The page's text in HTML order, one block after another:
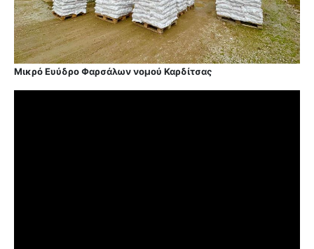
Μικρό Ευύδρο Φαρσάλων νομού Καρδίτσας